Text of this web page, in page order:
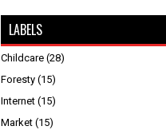
LABELS
Childcare (28)
Foresty (15)
Internet (15)
Market (15)